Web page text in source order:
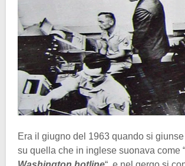
Era il giugno del 1963 quando si
su quella che in inglese suonava come “